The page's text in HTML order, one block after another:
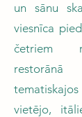
un sānu
viesnīca
četriem
vietējo,